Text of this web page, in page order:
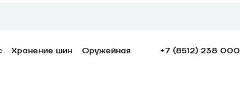
Хранение шин Оружейная +7 (8512) 238 000